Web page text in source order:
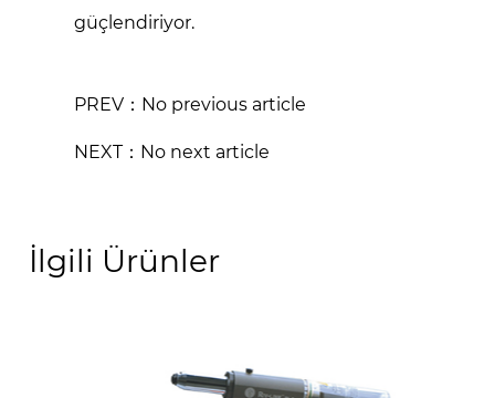
güçlendiriyor.
PREV：No previous article
NEXT：No next article
İlgili Ürünler